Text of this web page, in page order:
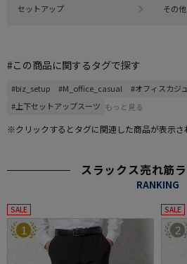
セットアップ その他
#この商品に関するタグで探す
#biz_setup #M_office_casual
#オフィスカジ
#上下セットアップスーツ もっと見る
※クリックするとタグに関連した商品が表示さ
スラックス売れ筋
RANKING
SALE
1
SALE
2